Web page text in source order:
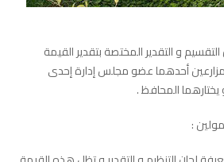
و التقدير المختصة بتقدير القيمة
المزارعين أحدهما عضو مجلس إدارة إحدى
يختارهما المحافظ .
: